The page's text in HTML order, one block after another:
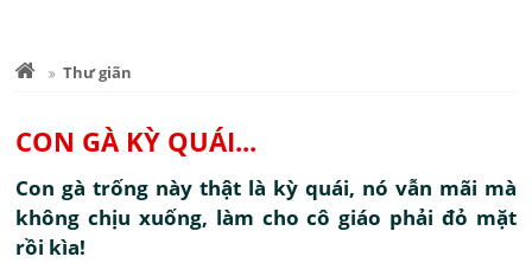
Thư giãn
CON GÀ KỲ QUÁI...
Con gà trống này thật là kỳ quái, nó vẫn mãi mà
không chịu xuống, làm cho cô giáo phải đỏ mặt
rồi kìa!